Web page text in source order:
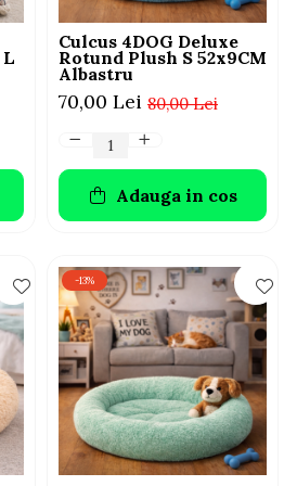
L
Culcus 4DOG Deluxe
Rotund Plush S 52x9CM
Albastru
80,00 Lei
70,00 Lei
Adauga in cos
-13%